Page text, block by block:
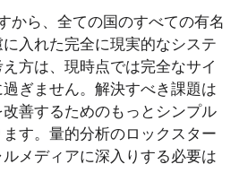
から、全ての国のすべての有名
入れた完全に現実的なシステ
方は、現時点では完全なサイ
ぎません。解決すべき課題は
善するためのもっとシンプル
す。量的分析のロックスター
メディアに深入りする必要は